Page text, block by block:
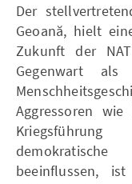
Der
Geoană, hielt
Zukunft der
Gegenwart als
Aggressoren
beeinflussen,